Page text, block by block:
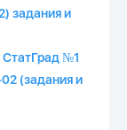
задания и
СтатГрад №1
(задания и